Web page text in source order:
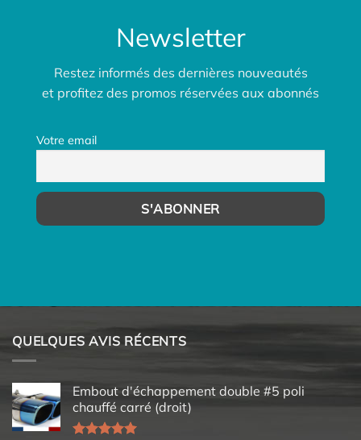
Newsletter
Restez informés des dernières nouveautés
et profitez des promos réservées aux abonnés
Votre email
QUELQUES AVIS RÉCENTS
Embout d'échappement double #5 poli
chauffé carré (droit)